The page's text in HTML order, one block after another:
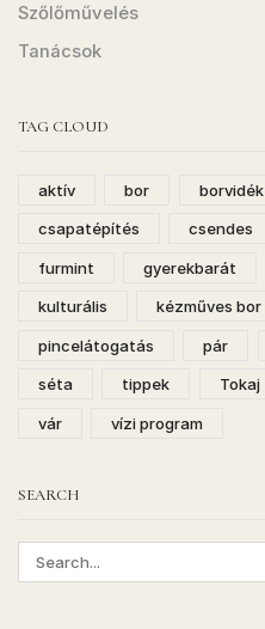
Szőlőművelés
Tanácsok
TAG CLOUD
aktív bor borvidék
csapatépítés csendes
furmint gyerekbarát
kulturális kézműves bor
pincelátogatás pár
séta tippek Tokaj
vár vízi program
SEARCH